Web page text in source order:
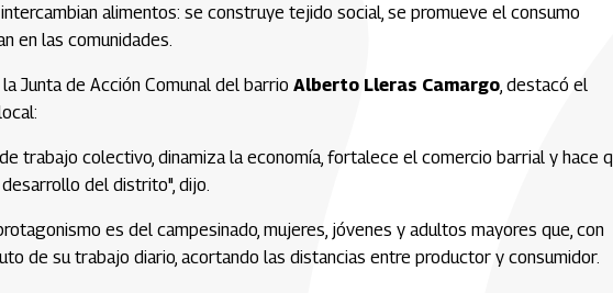
alimentos: se construye tejido social, se promueve el consumo
en las comunidades.
Junta de Acción Comunal del barrio Alberto Lleras Camargo, destacó el
trabajo colectivo, dinamiza la economía, fortalece el comercio barrial y hace
del distrito", dijo.
es del campesinado, mujeres, jóvenes y adultos mayores que, con
de su trabajo diario, acortando las distancias entre productor y consumidor.